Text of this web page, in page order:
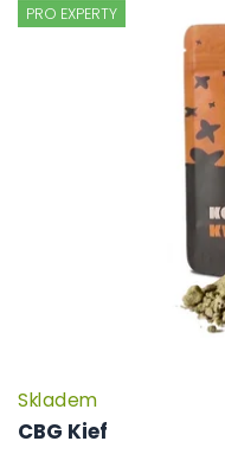
PRO EXPERTY
CBG Kief
Skladem